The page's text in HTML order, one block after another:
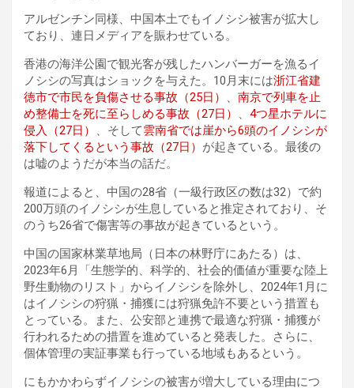
アルゼンチン同様、中国本土でもイノシシ被害が拡大し
ており、連日メディアを賑わせている。
香港の海洋公園で観光客が残したハンバーガーを漁るイ
ノシシの写真はショックを与えた。10月末には浙江省建
徳市で市民を負傷させる事故（25日）
、 南京で列車を止
め整備士を死に至らしめる事故（27日）
、 4つ星ホテルに
侵入（27日）
、そして雲南省では崖から6頭のイノシシが
落下してくるという事故（27日） が起きている。最後の
は嘘のようだが本当の話だ。
報道によると、中国の28省（一級行政区の数は32）で約
200万頭のイノシシが生息していると推定されており、そ
のうち26省で傷害等の事故が起きているという。
中国の国家林業草地局（日本の林野庁にあたる）は、
2023年6月「生態学的、科学的、社会的価値が重要な陸上
野生動物のリスト」からイノシシを除外し、2024年1月に
はイノシシの狩猟・捕獲には狩猟免許不要という措置も
とっている。また、公安部と連携で最適な狩猟・捕獲が
行われるための措置を進めていると発表した。さらに、
個体管理の実証事業も行っている地域もあるという。
にもかかわらずイノシシの被害が増大している理由につ